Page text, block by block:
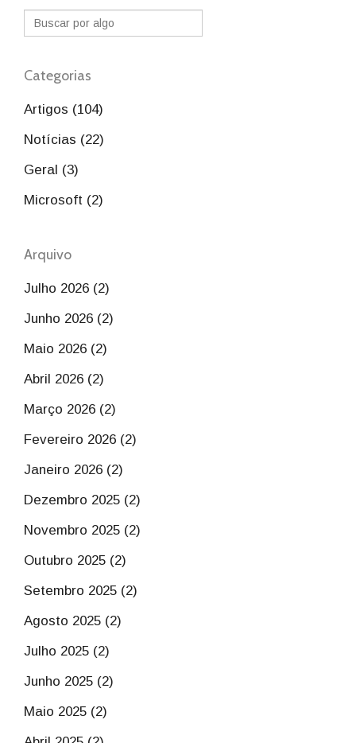
Categorias
Artigos (104)
Notícias (22)
Geral (3)
Microsoft (2)
Arquivo
Julho 2026 (2)
Junho 2026 (2)
Maio 2026 (2)
Abril 2026 (2)
Março 2026 (2)
Fevereiro 2026 (2)
Janeiro 2026 (2)
Dezembro 2025 (2)
Novembro 2025 (2)
Outubro 2025 (2)
Setembro 2025 (2)
Agosto 2025 (2)
Julho 2025 (2)
Junho 2025 (2)
Maio 2025 (2)